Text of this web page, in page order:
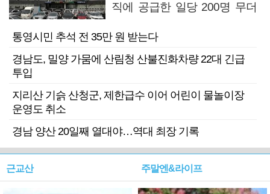
직에 공급한 일당 200명 무더
통영시민 추석 전 35만 원 받는다
경남도, 밀양 가뭄에 산림청 산불진화차량 22대 긴급
투입
지리산 기슭 산청군, 제한급수 이어 어린이 물놀이장
운영도 취소
경남 양산 20일째 열대야…역대 최장 기록
근교산 주말엔&라이프